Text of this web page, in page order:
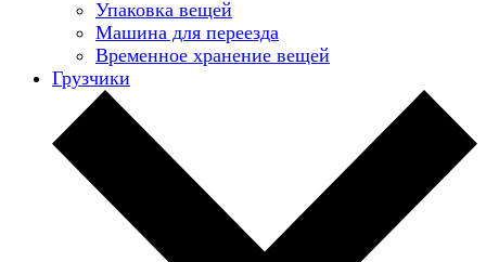
Упаковка вещей
Машина для переезда
Временное хранение вещей
Грузчики